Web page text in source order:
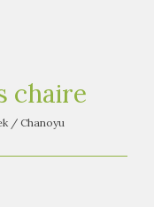
chaire
/ Chanoyu